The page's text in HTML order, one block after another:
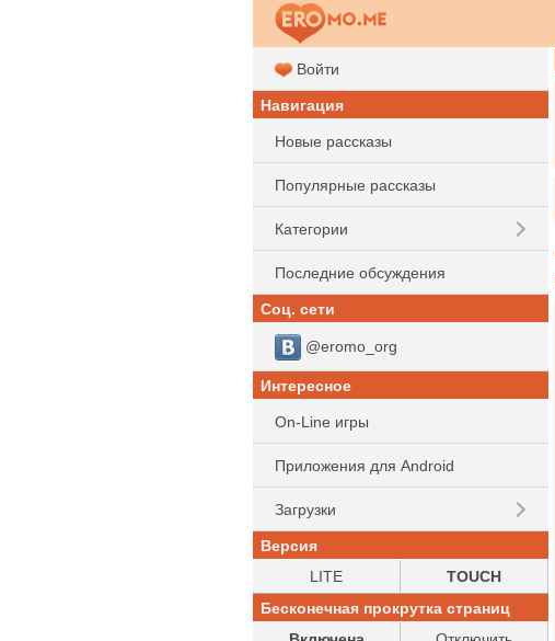
Войти
Навигация
Новые рассказы
Популярные рассказы
Категории
Последние обсуждения
Соц. сети
@eromo_org
Интересное
On-Line игры
Приложения для Android
Загрузки
Версия
LITE
TOUCH
Бесконечная прокрутка страниц